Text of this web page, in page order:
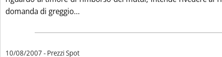
domanda di greggio...
10/08/2007 - Prezzi Spot